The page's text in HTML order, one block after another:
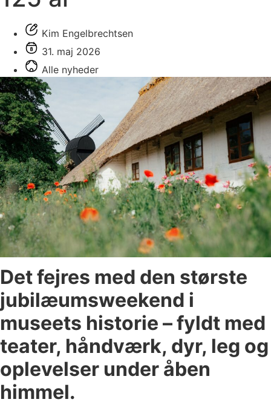
Kim Engelbrechtsen
31. maj 2026
Alle nyheder
Det fejres med den største
jubilæumsweekend i
museets historie – fyldt med
teater, håndværk, dyr, leg og
oplevelser under åben
himmel.